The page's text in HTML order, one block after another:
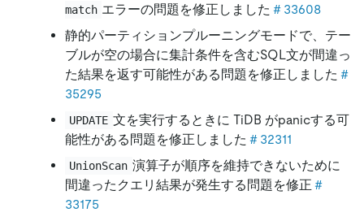
match エラーの問題を修正しました ＃33608
静的パーティションプルーニングモードで、テー
ブルが空の場合に集計条件を含むSQL文が間違っ
た結果を返す可能性がある問題を修正しました ＃
35295
UPDATE 文を実行するときに TiDB がpanicする可
能性がある問題を修正しました ＃32311
UnionScan 演算子が順序を維持できないために
間違ったクエリ結果が発生する問題を修正 ＃
33175